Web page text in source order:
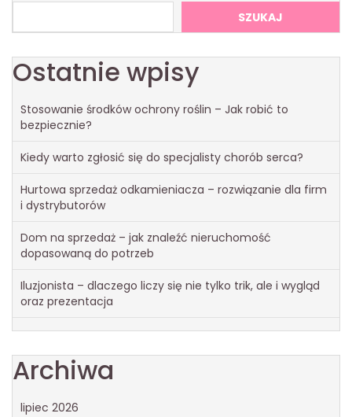
SZUKAJ
Ostatnie wpisy
Stosowanie środków ochrony roślin – Jak robić to
bezpiecznie?
Kiedy warto zgłosić się do specjalisty chorób serca?
Hurtowa sprzedaż odkamieniacza – rozwiązanie dla firm
i dystrybutorów
Dom na sprzedaż – jak znaleźć nieruchomość
dopasowaną do potrzeb
Iluzjonista – dlaczego liczy się nie tylko trik, ale i wygląd
oraz prezentacja
Archiwa
lipiec 2026